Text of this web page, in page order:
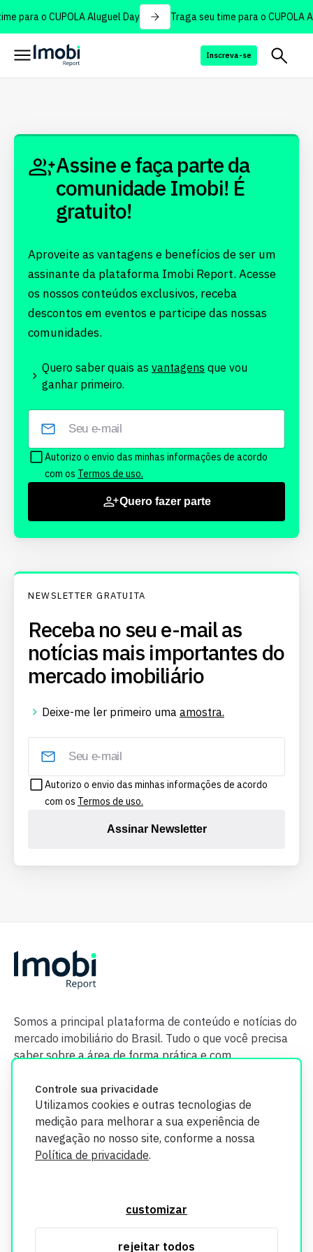
para o CUPOLA Aluguel Day Traga seu time para o CUPOLA
Inscreva-se
Controle sua privacidade
Utilizamos cookies e outras tecnologias de
medição para melhorar a sua experiência de
navegação no nosso site, conforme a nossa
Política de privacidade.
customizar
rejeitar todos
Assine e faça parte da
comunidade Imobi! É
gratuito!
Aproveite as vantagens e benefícios de ser um
assinante da plataforma Imobi Report. Acesse
os nossos conteúdos exclusivos, receba
descontos em eventos e participe das nossas
comunidades.
Quero saber quais as vantagens que vou
ganhar primeiro.
Autorizo o envio das minhas informações de acordo
com os Termos de uso.
Quero fazer parte
NEWSLETTER GRATUITA
Receba no seu e-mail as
notícias mais importantes do
mercado imobiliário
Deixe-me ler primeiro uma amostra.
Autorizo o envio das minhas informações de acordo
com os Termos de uso.
Assinar Newsletter
Somos a principal plataforma de conteúdo e notícias do
mercado imobiliário do Brasil. Tudo o que você precisa
saber sobre a área de forma prática e com
segurança. Todos os dados coletados em nosso site são
utilizados exclusivamente para fins de aprimoramento de
informações, consulte nossa Política de Privacidade.